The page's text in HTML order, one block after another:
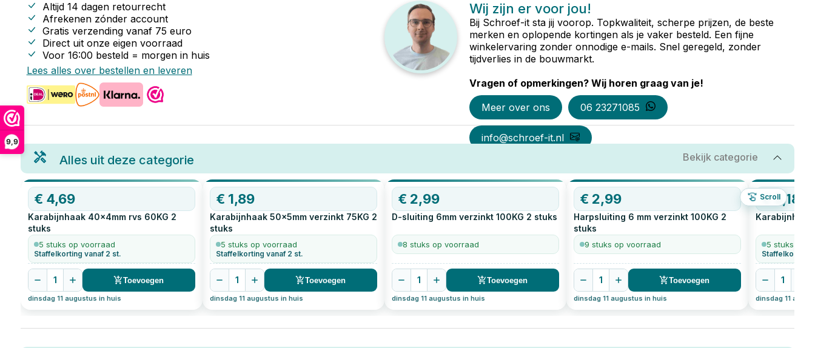
9,9
Altijd 14 dagen retourrecht
Afrekenen zónder account
Gratis verzending vanaf 75 euro
Direct uit onze eigen voorraad
Voor 16:00 besteld = morgen in huis
Lees alles over bestellen en leveren
Wij zijn er voor jou!
Bij Schroef-it sta jij voorop. Topkwaliteit, scherpe prijzen, de beste
merken en oplopende kortingen als je vaker besteld. Een fijne
winkelervaring zonder onnodige e-mails. Snel geregeld, zonder
tijdverlies in de bouwmarkt.
Vragen of opmerkingen? Wij horen graag van je!
Meer over ons
06 23271085
info@schroef-it.nl
Alles uit deze categorie Bekijk categorie
Scroll
€ 4,69
Karabijnhaak 40x4mm rvs 60KG 2
stuks
5 stuks op voorraad
Staffelkorting vanaf 2 st.
1 Toevoegen
dinsdag 11 augustus in huis
€ 1,89
Karabijnhaak 50x5mm verzinkt 75KG 2
stuks
5 stuks op voorraad
Staffelkorting vanaf 2 st.
1 Toevoegen
dinsdag 11 augustus in huis
€ 2,99
D-sluiting 6mm verzinkt 100KG 2 stuks
8 stuks op voorraad
1 Toevoegen
dinsdag 11 augustus in huis
€ 2,99
Harpsluiting 6 mm verzinkt 100KG 2
stuks
9 stuks op voorraad
1 Toevoegen
dinsdag 11 augustus in huis
€3,18
5 stuks op
Staffelkorting
1
dinsdag 11